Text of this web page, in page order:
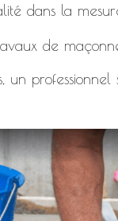
dans la
de
professionnel